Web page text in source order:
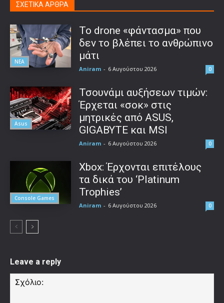
ΣΧΕΤΙΚΑ ΑΡΘΡΑ
ΝΕΑ
Το drone «φάντασμα» που
δεν το βλέπει το ανθρώπινο
μάτι
Aniram - 6 Αυγούστου 2026 0
Asus
Τσουνάμι αυξήσεων τιμών:
Έρχεται «σοκ» στις
μητρικές από ASUS,
GIGABYTE και MSI
Aniram - 6 Αυγούστου 2026 0
Console Games
Xbox: Έρχονται επιτέλους
τα δικά του ‘Platinum
Trophies’
Aniram - 6 Αυγούστου 2026 0
Leave a reply